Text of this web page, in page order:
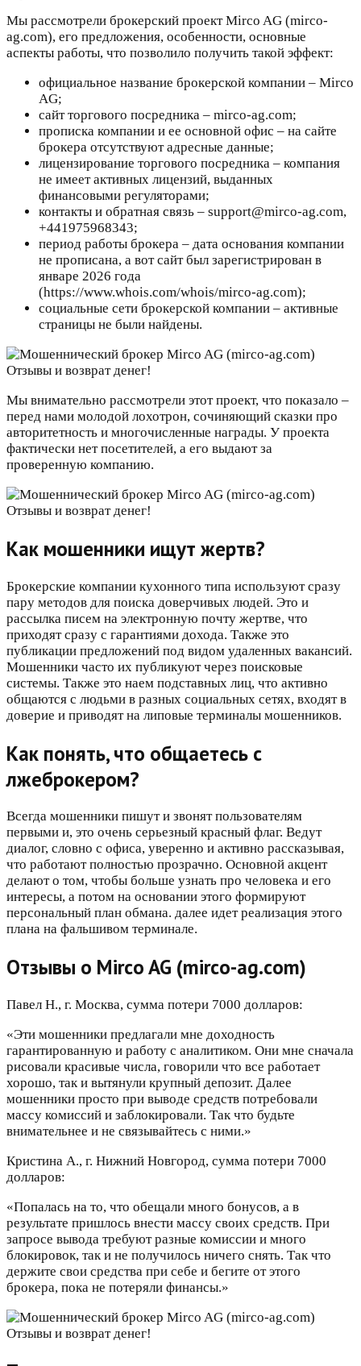
Мы рассмотрели брокерский проект Mirco AG (mirco-
ag.com), его предложения, особенности, основные
аспекты работы, что позволило получить такой эффект:
официальное название брокерской компании – Mirco
AG;
сайт торгового посредника – mirco-ag.com;
прописка компании и ее основной офис – на сайте
брокера отсутствуют адресные данные;
лицензирование торгового посредника – компания
не имеет активных лицензий, выданных
финансовыми регуляторами;
контакты и обратная связь – support@mirco-ag.com,
+441975968343;
период работы брокера – дата основания компании
не прописана, а вот сайт был зарегистрирован в
январе 2026 года
(https://www.whois.com/whois/mirco-ag.com);
социальные сети брокерской компании – активные
страницы не были найдены.
Мы внимательно рассмотрели этот проект, что показало –
перед нами молодой лохотрон, сочиняющий сказки про
авторитетность и многочисленные награды. У проекта
фактически нет посетителей, а его выдают за
проверенную компанию.
Как мошенники ищут жертв?
Брокерские компании кухонного типа используют сразу
пару методов для поиска доверчивых людей. Это и
рассылка писем на электронную почту жертве, что
приходят сразу с гарантиями дохода. Также это
публикации предложений под видом удаленных вакансий.
Мошенники часто их публикуют через поисковые
системы. Также это наем подставных лиц, что активно
общаются с людьми в разных социальных сетях, входят в
доверие и приводят на липовые терминалы мошенников.
Как понять, что общаетесь с
лжеброкером?
Всегда мошенники пишут и звонят пользователям
первыми и, это очень серьезный красный флаг. Ведут
диалог, словно с офиса, уверенно и активно рассказывая,
что работают полностью прозрачно. Основной акцент
делают о том, чтобы больше узнать про человека и его
интересы, а потом на основании этого формируют
персональный план обмана. далее идет реализация этого
плана на фальшивом терминале.
Отзывы о Mirco AG (mirco-ag.com)
Павел Н., г. Москва, сумма потери 7000 долларов:
«Эти мошенники предлагали мне доходность
гарантированную и работу с аналитиком. Они мне сначала
рисовали красивые числа, говорили что все работает
хорошо, так и вытянули крупный депозит. Далее
мошенники просто при выводе средств потребовали
массу комиссий и заблокировали. Так что будьте
внимательнее и не связывайтесь с ними.»
Кристина А., г. Нижний Новгород, сумма потери 7000
долларов:
«Попалась на то, что обещали много бонусов, а в
результате пришлось внести массу своих средств. При
запросе вывода требуют разные комиссии и много
блокировок, так и не получилось ничего снять. Так что
держите свои средства при себе и бегите от этого
брокера, пока не потеряли финансы.»